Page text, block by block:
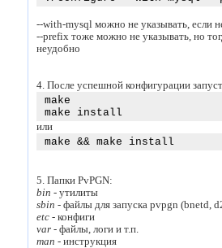
--with-mysql можно не указывать, если
--prefix тоже можно не указывать, но
неудобно
4. После успешной конфигурации
make
make install
или
make && make install
5. Папки PvPGN:
bin - утилиты
sbin - файлы для запуска pvpgn (bnetd,
etc - конфиги
var - файлы, логи и т.п.
man - инструкция